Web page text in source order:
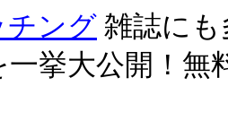
チング 雑誌に
一挙大公開！